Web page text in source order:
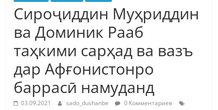
Сироҷиддин Муҳриддин
ва Доминик Рааб
таҳкими cарҳад ва вазъ
дар Афғонистонро
баррасӣ намуданд
03.09.2021 sado_dushanbe
0 Комментариев